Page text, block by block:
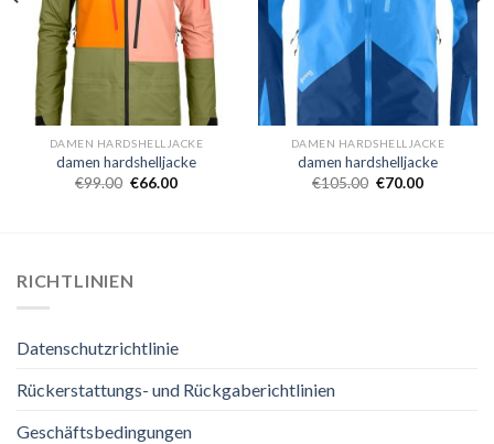
DAMEN HARDSHELLJACKE
damen hardshelljacke
€99.00 €66.00
DAMEN HARDSHELLJACKE
damen hardshelljacke
€105.00 €70.00
RICHTLINIEN
Datenschutzrichtlinie
Rückerstattungs- und Rückgaberichtlinien
Geschäftsbedingungen